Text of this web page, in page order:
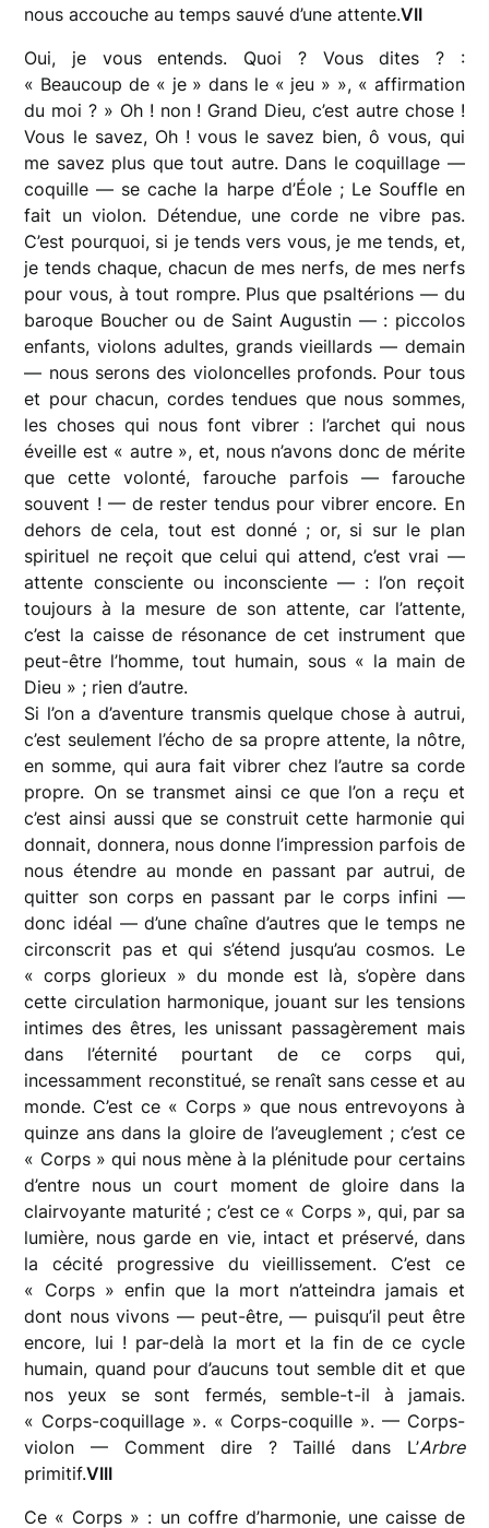
nous accouche au temps sauvé d’une attente.VII
Oui, je vous entends. Quoi ? Vous dites ? :
« Beaucoup de « je » dans le « jeu » », « affirmation
du moi ? » Oh ! non ! Grand Dieu, c’est autre chose !
Vous le savez, Oh ! vous le savez bien, ô vous, qui
me savez plus que tout autre. Dans le coquillage —
coquille — se cache la harpe d’Éole ; Le Souffle en
fait un violon. Détendue, une corde ne vibre pas.
C’est pourquoi, si je tends vers vous, je me tends, et,
je tends chaque, chacun de mes nerfs, de mes nerfs
pour vous, à tout rompre. Plus que psaltérions — du
baroque Boucher ou de Saint Augustin — : piccolos
enfants, violons adultes, grands vieillards — demain
— nous serons des violoncelles profonds. Pour tous
et pour chacun, cordes tendues que nous sommes,
les choses qui nous font vibrer : l’archet qui nous
éveille est « autre », et, nous n’avons donc de mérite
que cette volonté, farouche parfois — farouche
souvent ! — de rester tendus pour vibrer encore. En
dehors de cela, tout est donné ; or, si sur le plan
spirituel ne reçoit que celui qui attend, c’est vrai —
attente consciente ou inconsciente — : l’on reçoit
toujours à la mesure de son attente, car l’attente,
c’est la caisse de résonance de cet instrument que
peut-être l’homme, tout humain, sous « la main de
Dieu » ; rien d’autre.
Si l’on a d’aventure transmis quelque chose à autrui,
c’est seulement l’écho de sa propre attente, la nôtre,
en somme, qui aura fait vibrer chez l’autre sa corde
propre. On se transmet ainsi ce que l’on a reçu et
c’est ainsi aussi que se construit cette harmonie qui
donnait, donnera, nous donne l’impression parfois de
nous étendre au monde en passant par autrui, de
quitter son corps en passant par le corps infini —
donc idéal — d’une chaîne d’autres que le temps ne
circonscrit pas et qui s’étend jusqu’au cosmos. Le
« corps glorieux » du monde est là, s’opère dans
cette circulation harmonique, jouant sur les tensions
intimes des êtres, les unissant passagèrement mais
dans l’éternité pourtant de ce corps qui,
incessamment reconstitué, se renaît sans cesse et au
monde. C’est ce « Corps » que nous entrevoyons à
quinze ans dans la gloire de l’aveuglement ; c’est ce
« Corps » qui nous mène à la plénitude pour certains
d’entre nous un court moment de gloire dans la
clairvoyante maturité ; c’est ce « Corps », qui, par sa
lumière, nous garde en vie, intact et préservé, dans
la cécité progressive du vieillissement. C’est ce
« Corps » enfin que la mort n’atteindra jamais et
dont nous vivons — peut-être, — puisqu’il peut être
encore, lui ! par-delà la mort et la fin de ce cycle
humain, quand pour d’aucuns tout semble dit et que
nos yeux se sont fermés, semble-t-il à jamais.
« Corps-coquillage ». « Corps-coquille ». — Corps-
violon — Comment dire ? Taillé dans L’Arbre
primitif.VIII
Ce « Corps » : un coffre d’harmonie, une caisse de